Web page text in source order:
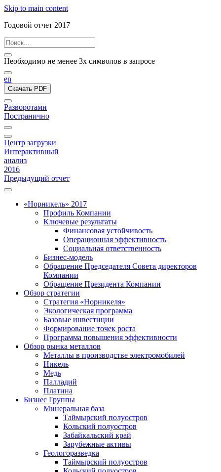
Skip to main content
Годовой отчет 2017
Необходимо не менее 3х символов в запросе
en
Скачать PDF
Разворотами
Постранично
Центр загрузки
Интерактивный
анализ
2016
Предыдущий отчет
«Норникель» 2017
Профиль Компании
Ключевые результаты
Финансовая устойчивость
Операционная эффективность
Социальная ответственность
Бизнес-модель
Обращение Председателя Совета директоров
Компании
Обращение Президента Компании
Обзор стратегии
Стратегия «Норникеля»
Экологическая программа
Базовые инвестиции
Формирование точек роста
Программа повышения эффективности
Обзор рынка металлов
Металлы в производстве электромобилей
Никель
Медь
Палладий
Платина
Бизнес Группы
Минеральная база
Таймырский полуостров
Кольский полуостров
Забайкальский край
Зарубежные активы
Геологоразведка
Таймырский полуостров